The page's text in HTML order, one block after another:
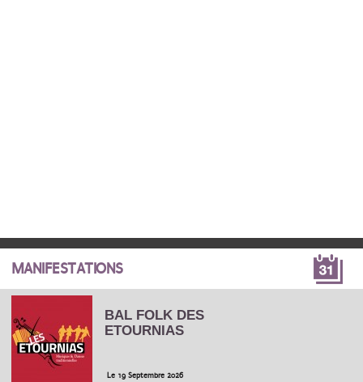
MANIFESTATIONS
BAL FOLK DES
ETOURNIAS
Le 19 Septembre 2026